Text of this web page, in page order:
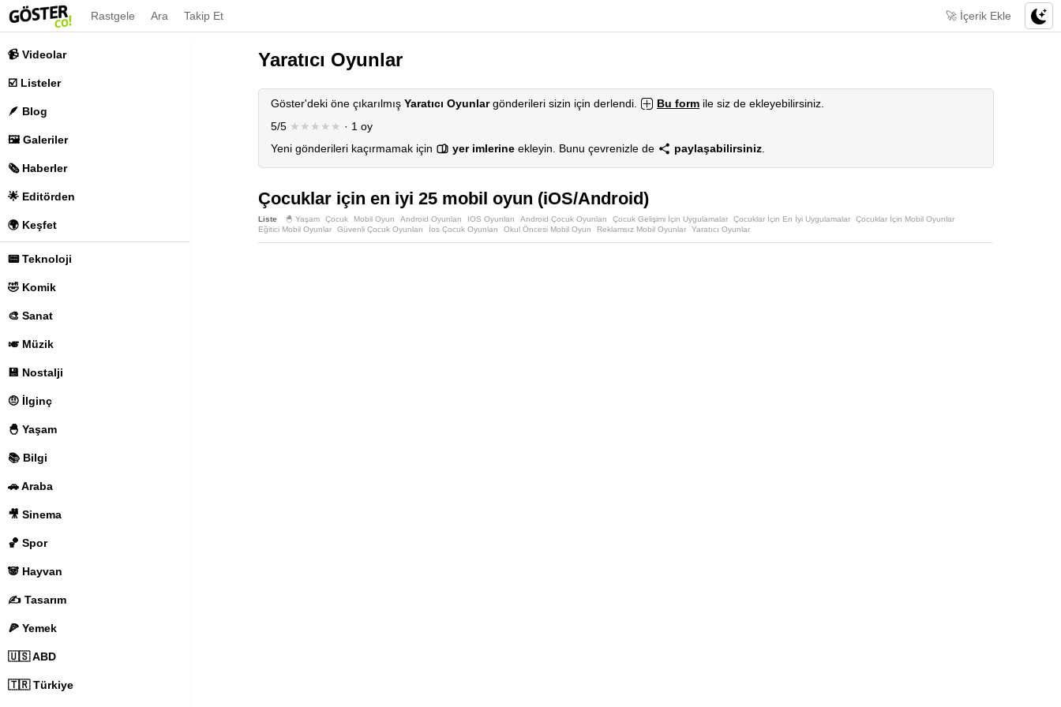
📹 Videolar
☑️ Listeler
🪶 Blog
🖼️ Galeriler
🗞️ Haberler
🌟 Editörden
🌍 Keşfet
📟 Teknoloji
🤣 Komik
🎨 Sanat
🎺 Müzik
💾 Nostalji
🤨 İlginç
🐣 Yaşam
📚 Bilgi
🚗 Araba
🎥 Sinema
🏀 Spor
🐼 Hayvan
✍️ Tasarım
🍕 Yemek
🇺🇸 ABD
🇹🇷 Türkiye
Rastgele Ara Takip Et 🚀 İçerik Ekle
Yaratıcı Oyunlar
Göster'deki öne çıkarılmış Yaratıcı Oyunlargönderileri sizin için derlendi. Bu form ile siz de ekleyebilirsiniz.
5/5 ★★★★★ · 1 oy
Yeni gönderileri kaçırmamak için
yer imlerine ekleyin. Bunu çevrenizle de paylaşabilirsiniz
Çocuklar için en iyi 25 mobil oyun (iOS/Android)
Liste 🐣 Yaşam Çocuk Mobil Oyun Android Oyunları IOS Oyunları Android Çocuk Oyunları Çocuk Gelişimi İçin Uygulamalar Çocuklar İçin En İyi Uygulamalar
Çocuklar İçin Mobil Oyunlar
Eğitici Mobil Oyunlar
Güvenli Çocuk Oyunları İos Çocuk Oyunları Okul Öncesi Mobil Oyun Reklamsız Mobil Oyunlar Yaratıcı Oyunlar